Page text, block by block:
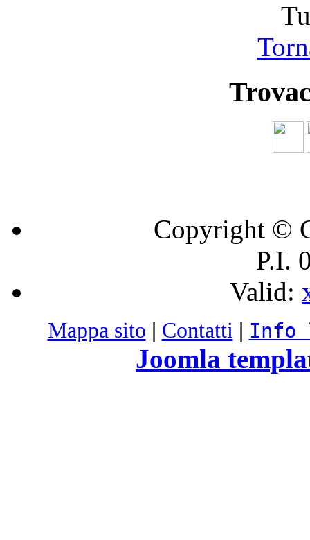
Copyright ©
P.I.
Valid:
Mappa sito | Contatti | Info
Joomla